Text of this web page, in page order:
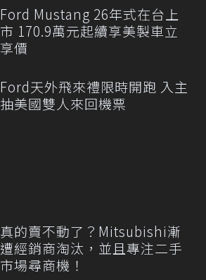
Ford Mustang 26年式在台上
市 170.9萬元起續享美製車立
享價
Ford天外飛來禮限時開跑 入主
抽美國雙人來回機票
真的賣不動了？Mitsubishi漸
遭經銷商淘汰，並且專注二手
市場尋商機！